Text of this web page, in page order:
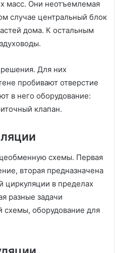
масс. Они неотъемлемая
случае центральный блок
дома. К остальным
Для них
пробивают отверстие
в него оборудование:
клапан.
схемы. Первая
вторая предназначена
циркуляции в пределах
разные задачи
оборудование для